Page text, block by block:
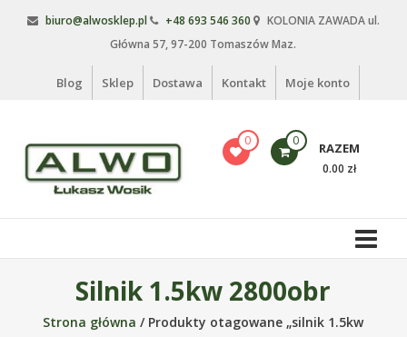
biuro@alwosklep.pl +48 693 546 360
KOLONIA ZAWADA ul.
Główna 57, 97-200 Tomaszów Maz.
Blog Sklep Dostawa Kontakt Moje konto
Alwo
sklep
meble
0 0 RAZEM
0.00 zł
Silnik 1.5kw 2800obr
Strona główna / Produkty otagowane „silnik 1.5kw